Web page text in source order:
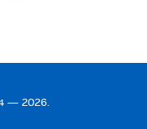
— 2026.